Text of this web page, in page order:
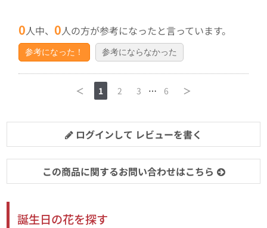
0人中、0人の方が参考になったと言っています。
参考になった！ 参考にならなかった
＜ 1 2 3 … 6 ＞
ログインして レビューを書く
この商品に関するお問い合わせはこちら
誕生日の花を探す